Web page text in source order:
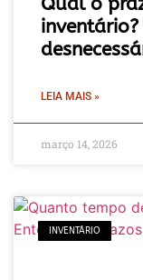
LEIA MAIS »
março 14, 2026
INVENTÁRIO